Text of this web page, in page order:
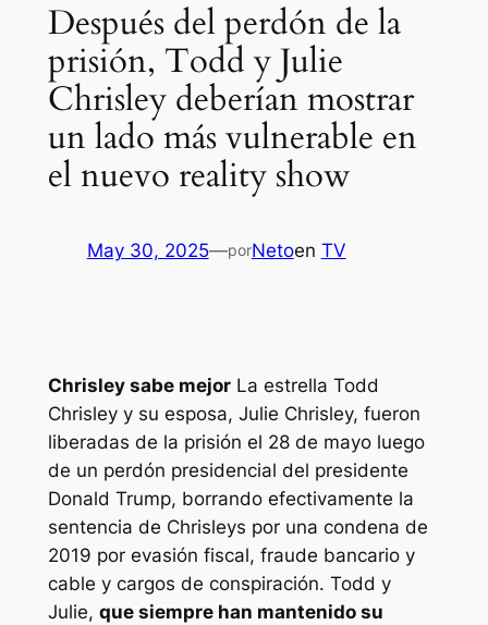
Después del perdón de la
prisión, Todd y Julie
Chrisley deberían mostrar
un lado más vulnerable en
el nuevo reality show
May 30, 2025—porNetoen TV
Chrisley sabe mejorLa estrella Todd
Chrisley y su esposa, Julie Chrisley, fueron
liberadas de la prisión el 28 de mayo luego
de un perdón presidencial del presidente
Donald Trump, borrando efectivamente la
sentencia de Chrisleys por una condena de
2019 por evasión fiscal, fraude bancario y
cable y cargos de conspiración. Todd y
Julie, que siempre han mantenido su